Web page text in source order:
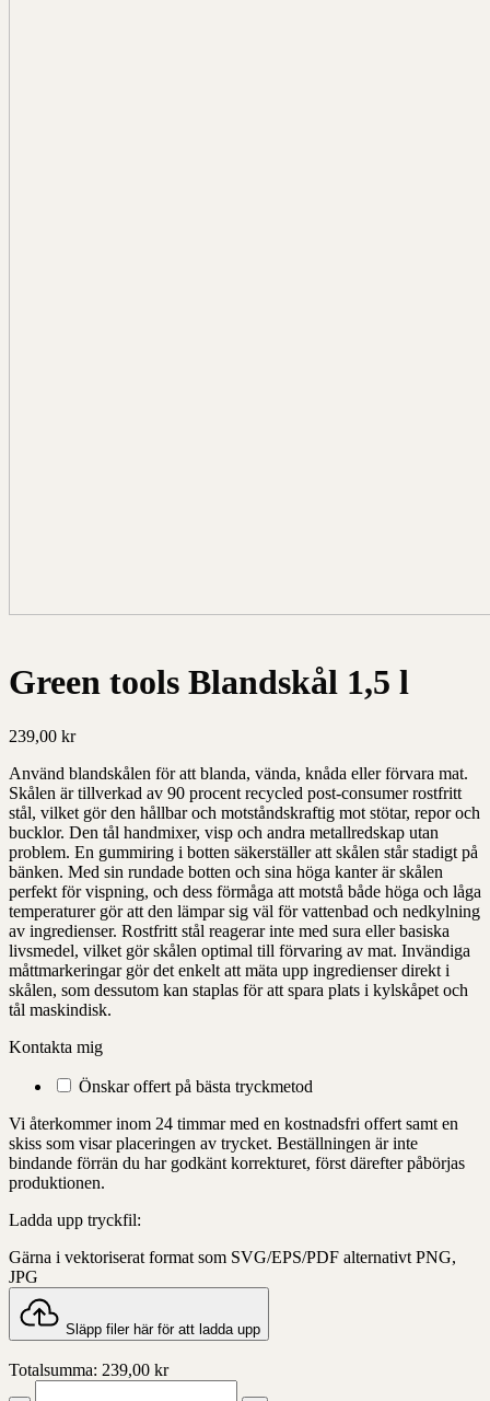
Green tools Blandskål 1,5 l
239,00 kr
Använd blandskålen för att blanda, vända, knåda eller förvara mat.
Skålen är tillverkad av 90 procent recycled post-consumer rostfritt
stål, vilket gör den hållbar och motståndskraftig mot stötar, repor och
bucklor. Den tål handmixer, visp och andra metallredskap utan
problem. En gummiring i botten säkerställer att skålen står stadigt på
bänken. Med sin rundade botten och sina höga kanter är skålen
perfekt för vispning, och dess förmåga att motstå både höga och låga
temperaturer gör att den lämpar sig väl för vattenbad och nedkylning
av ingredienser. Rostfritt stål reagerar inte med sura eller basiska
livsmedel, vilket gör skålen optimal till förvaring av mat. Invändiga
måttmarkeringar gör det enkelt att mäta upp ingredienser direkt i
skålen, som dessutom kan staplas för att spara plats i kylskåpet och
tål maskindisk.
Kontakta mig
Önskar offert på bästa tryckmetod
Vi återkommer inom 24 timmar med en kostnadsfri offert samt en
skiss som visar placeringen av trycket. Beställningen är inte
bindande förrän du har godkänt korrekturet, först därefter påbörjas
produktionen.
Ladda upp tryckfil:
Gärna i vektoriserat format som SVG/EPS/PDF alternativt PNG,
JPG
Släpp filer här för att ladda upp
Totalsumma: 239,00 kr